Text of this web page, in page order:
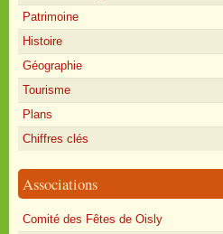
Patrimoine
Histoire
Géographie
Tourisme
Plans
Chiffres clés
Associations
Comité des Fêtes de Oisly